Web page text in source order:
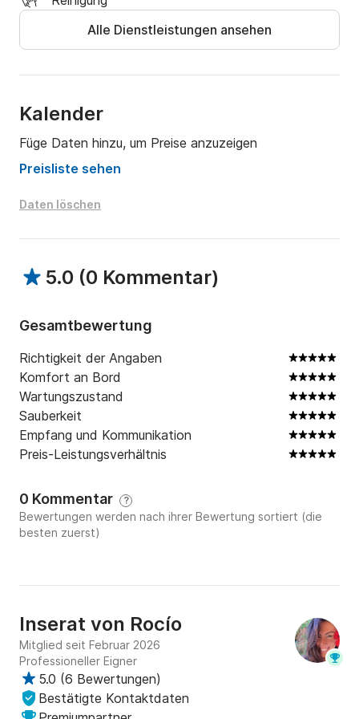
Alle Dienstleistungen ansehen
Kalender
Füge Daten hinzu, um Preise anzuzeigen
Preisliste sehen
Daten löschen
5.0 (0 Kommentar)
Gesamtbewertung
Richtigkeit der Angaben
Komfort an Bord
Wartungszustand
Sauberkeit
Empfang und Kommunikation
Preis-Leistungsverhältnis
0 Kommentar ?
Bewertungen werden nach ihrer Bewertung sortiert (die
besten zuerst)
Inserat von Rocío
Mitglied seit Februar 2026
Professioneller Eigner
5.0 (6 Bewertungen)
Bestätigte Kontaktdaten